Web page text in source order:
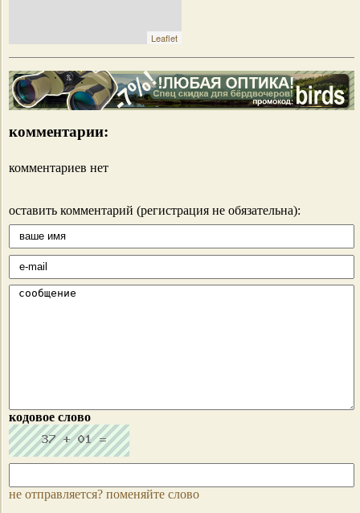
Leaflet
комментарии:
комментариев нет
оставить комментарий (регистрация не обязательна):
кодовое слово
не отправляется? поменяйте слово